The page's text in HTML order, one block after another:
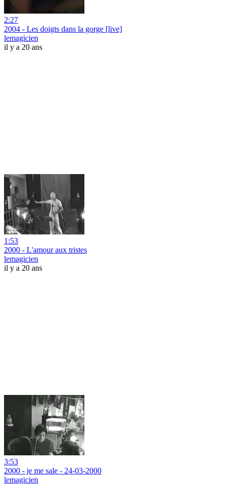
2:27
2004 - Les doigts dans la gorge [live]
lemagicien
il y a 20 ans
1:53
2000 - L'amour aux tristes
lemagicien
il y a 20 ans
3:53
2000 - je me sale - 24-03-2000
lemagicien